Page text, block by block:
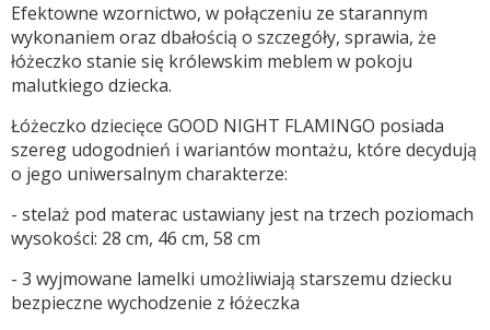
Efektowne wzornictwo, w połączeniu ze starannym
wykonaniem oraz dbałością o szczegóły, sprawia, że
łóżeczko stanie się królewskim meblem w pokoju
malutkiego dziecka.
Łóżeczko dziecięce GOOD NIGHT FLAMINGO posiada
szereg udogodnień i wariantów montażu, które decydują
o jego uniwersalnym charakterze:
- stelaż pod materac ustawiany jest na trzech poziomach
wysokości: 28 cm, 46 cm, 58 cm
- 3 wyjmowane lamelki umożliwiają starszemu dziecku
bezpieczne wychodzenie z łóżeczka